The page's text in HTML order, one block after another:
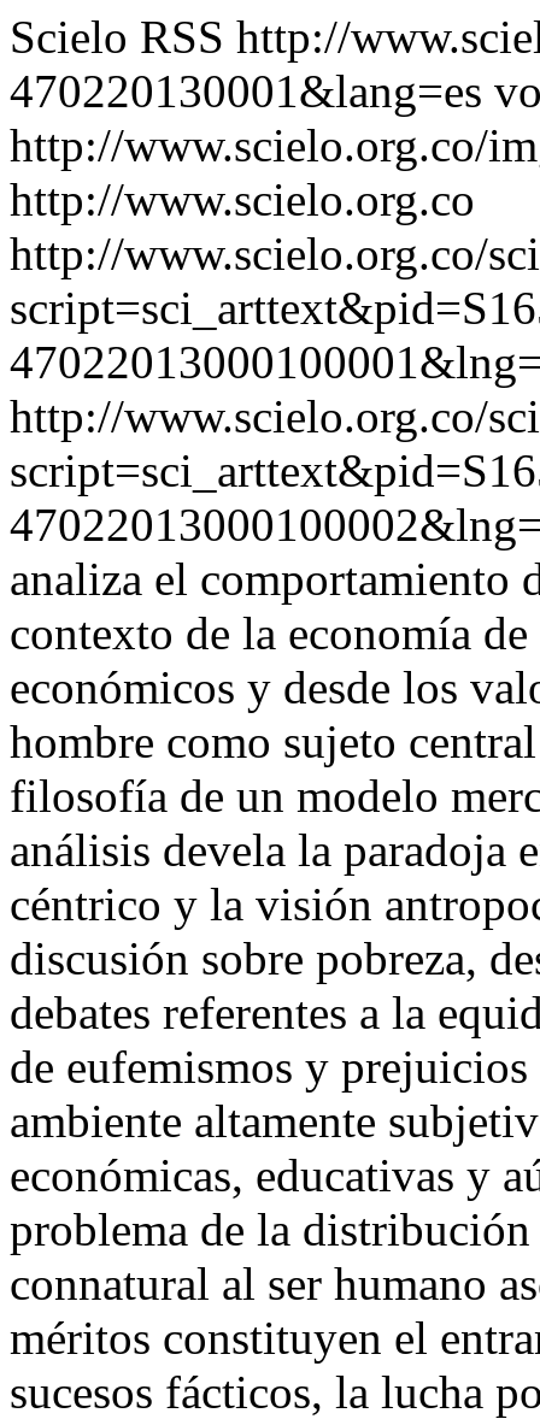
Scielo RSS http://
470220130001&lang=es
http://www.scielo.org.co/
http://www.scielo.org.co
http://www.scielo.org.co/
http://www.scielo.org.co/
analiza el comportamiento
contexto de la economía
económicos y desde los
hombre como sujeto
filosofía de un modelo
análisis devela la paradoja
céntrico y la visión
discusión sobre pobreza,
debates referentes a la
de eufemismos y
ambiente altamente
económicas, educativas y
problema de la
connatural al ser humano
méritos constituyen el
sucesos fácticos, la lucha